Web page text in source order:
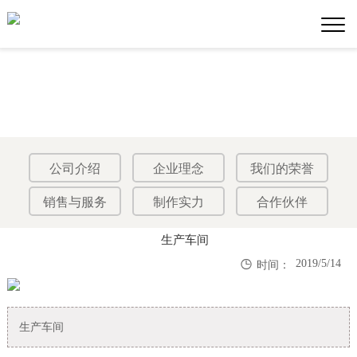
公司介绍 企业理念 我们的荣誉
销售与服务 制作实力 合作伙伴
生产车间
 时间： 2019/5/14
生产车间